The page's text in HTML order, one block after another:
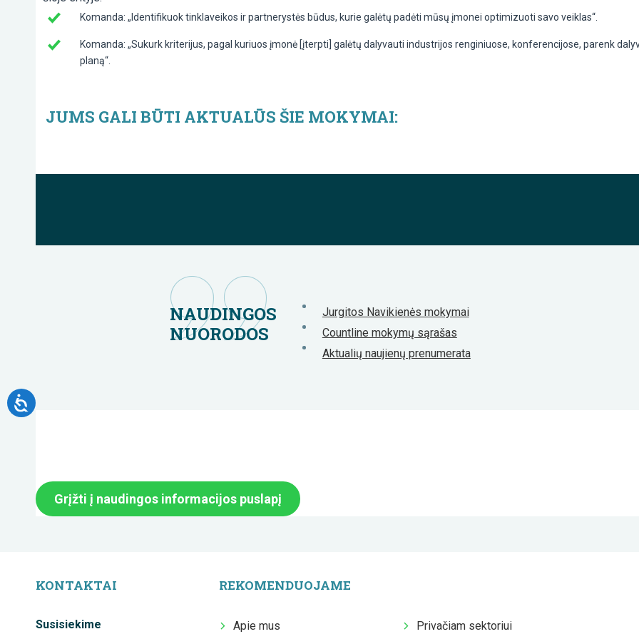
Komanda: „Identifikuok tinklaveikos ir partnerystės būdus, kurie galėtų padėti mūsų įmonei optimizuoti savo veiklas“.
Komanda: „Sukurk kriterijus, pagal kuriuos įmonė [įterpti] galėtų dalyvauti industrijos renginiuose, konferencijose, parenk
planą“.
JUMS GALI BŪTI AKTUALŪS ŠIE MOKYMAI:
NAUDINGOS
NUORODOS
Jurgitos Navikienės mokymai
Countline mokymų sąrašas
Aktualių naujienų prenumerata
Grįžti į naudingos informacijos puslapį
KONTAKTAI
Susisiekime
REKOMENDUOJAME
Apie mus Privačiam sektoriui